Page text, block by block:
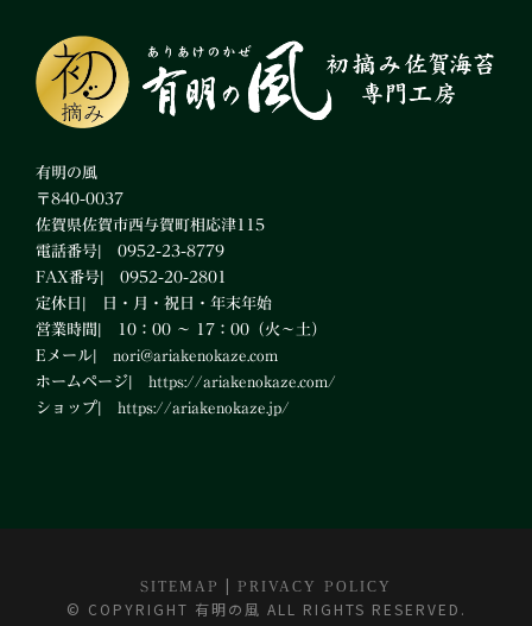
有明の風
〒840-0037
佐賀県佐賀市西与賀町相応津115
電話番号| 0952-23-8779
FAX番号| 0952-20-2801
定休日| 日・月・祝日・年末年始
営業時間| 10：00 ～ 17：00（火～土）
Eメール| nori@ariakenokaze.com
ホームページ|
https://ariakenokaze.com/
ショップ|
https://ariakenokaze.jp/
SITEMAP | PRIVACY POLICY
© COPYRIGHT 有明の風 ALL RIGHTS RESERVED.